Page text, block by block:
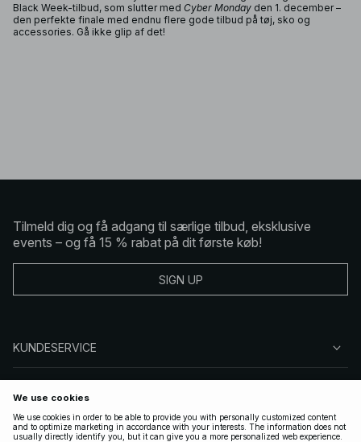
Black Week-tilbud, som slutter med Cyber Monday den 1. december –
den perfekte finale med endnu flere gode tilbud på tøj, sko og
accessories. Gå ikke glip af det!
Tilmeld dig og få adgang til særlige tilbud, eksklusive
events – og få 15 % rabat på dit første køb!
SIGN UP
KUNDESERVICE
FØLG OS